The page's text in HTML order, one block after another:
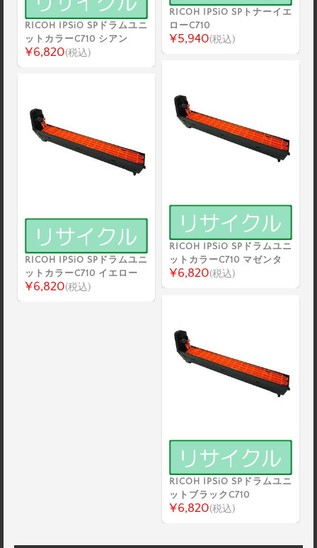
RICOH IPSiO SPトナーイエ
ローC710
¥5,940(税込)
RICOH IPSiO SPドラムユニ
ットカラーC710 シアン
¥6,820(税込)
RICOH IPSiO SPドラムユニ
ットカラーC710 マゼンタ
¥6,820(税込)
RICOH IPSiO SPドラムユニ
ットカラーC710 イエロー
¥6,820(税込)
RICOH IPSiO SPドラムユニ
ットブラックC710
¥6,820(税込)